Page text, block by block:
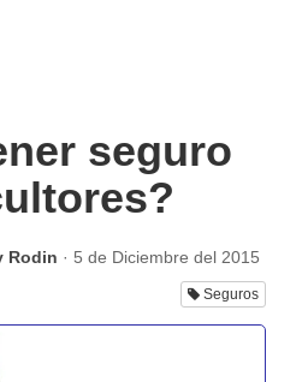
seguro
Rodin · 5 de Diciembre del 2015
Seguros